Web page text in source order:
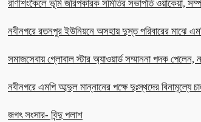
রাণীশংকৈলে ভূমি জরিপকারক সমিতির সভাপতি ওয়াকেয়া,
নবীনগরে রতনপুর ইউনিয়নে অসহায় দুস্ত পরিবারের মাঝে
সমাজসেবায় গ্লোবাল স্টার অ্যাওয়ার্ড সম্মাননা পদক পেলেন,
নবীনগরে এমপি আব্দুল মান্নানের পক্ষে দুঃস্থদের বিনামূল্যে
জগৎ সংসার- বিন্দু পলাশ